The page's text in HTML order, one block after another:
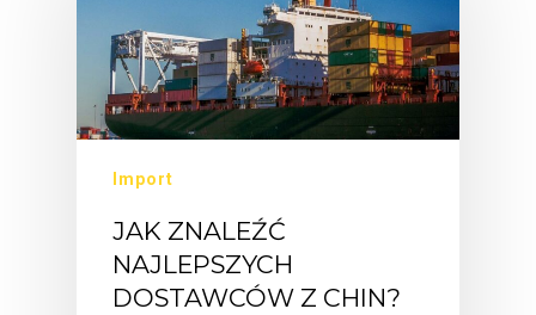
Import
JAK ZNALEŹĆ
NAJLEPSZYCH
DOSTAWCÓW Z CHIN?